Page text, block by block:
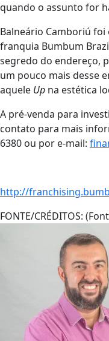
quando o assunto for
Balneário Camboriú foi
franquia Bumbum
segredo do endereço,
um pouco mais desse
aquele Up na estética
A pré-venda para
contato para mais
6380 ou por e-mail:
http://
FONTE/CRÉDITOS: